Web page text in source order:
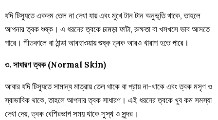
যদি টিস্যুতে একদম তেল না দেখা যায় এবং মুখে টান টান অনুভূতি থাকে, তাহলে
আপনার ত্বক শুষ্ক। এ ধরনের ত্বকে চামড়া ফাটা, রুক্ষতা বা খসখসে ভাব আসতে
পারে। শীতকালে বা ঠান্ডা আবহাওয়ায় শুষ্ক ত্বক আরও খারাপ হতে পারে।
৩. সাধারণ ত্বক (Normal Skin)
আবার যদি টিস্যুতে সামান্য মাত্রায় তেল থাকে বা প্রায় না-থাকে এবং ত্বক মসৃণ ও
স্বাভাবিক থাকে, তাহলে আপনার ত্বক সাধারণ। এই ধরনের ত্বকে খুব কম সমস্যা
দেখা দেয়, ত্বক বেশিরভাগ সময় থাকে সুস্থ ও সুন্দর।